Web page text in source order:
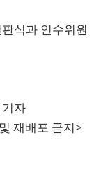
식과 인수위원
기자
재배포 금지>